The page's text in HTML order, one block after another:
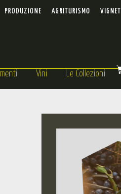
PRODUZIONE AGRITURISMO VIGNETI
Vini Le Collezioni